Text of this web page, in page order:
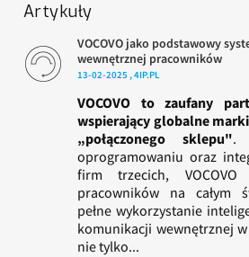
Artykuły
VOCOVO jako podstawowy
wewnętrznej pracowników
13-02-2025 , 4IP.PL
VOCOVO to zaufany
wspierający globalne
„połączonego sklepu".
oprogramowaniu oraz
firm trzecich, VOCOVO
pracowników na całym
pełne wykorzystanie
komunikacji wewnętrznej
nie tylko...